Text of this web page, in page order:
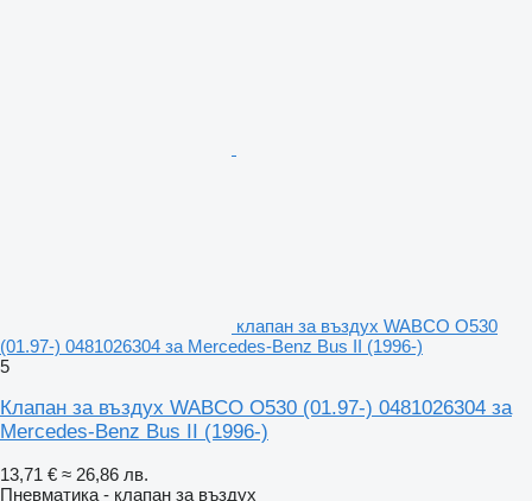
клапан за въздух WABCO O530
(01.97-) 0481026304 за Mercedes-Benz Bus II (1996-)
5
Клапан за въздух WABCO O530 (01.97-) 0481026304 за
Mercedes-Benz Bus II (1996-)
13,71 € ≈ 26,86 лв.
Пневматика - клапан за въздух